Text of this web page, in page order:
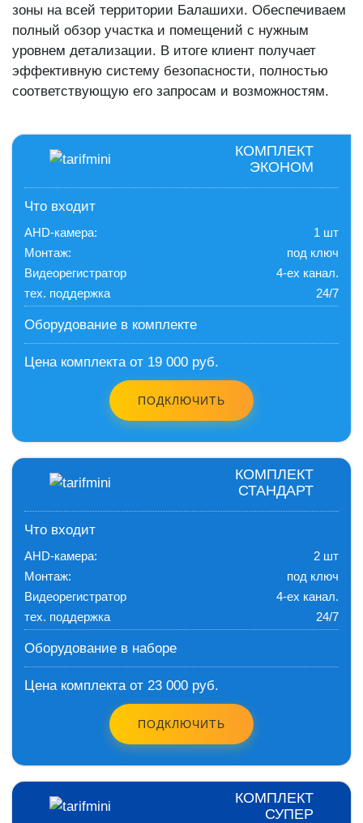
зоны на всей территории Балашихи. Обеспечиваем
полный обзор участка и помещений с нужным
уровнем детализации. В итоге клиент получает
эффективную систему безопасности, полностью
соответствующую его запросам и возможностям.
КОМПЛЕКТ
ЭКОНОМ
Что входит
AHD-камера:
1 шт
Монтаж:
под ключ
Видеорегистратор
4-ех канал.
тех. поддержка
24/7
Оборудование в комплекте
Цена комплекта от 19 000 руб.
ПОДКЛЮЧИТЬ
КОМПЛЕКТ
СТАНДАРТ
Что входит
AHD-камера:
2 шт
Монтаж:
под ключ
Видеорегистратор
4-ех канал.
тех. поддержка
24/7
Оборудование в наборе
Цена комплекта от 23 000 руб.
ПОДКЛЮЧИТЬ
КОМПЛЕКТ
СУПЕР